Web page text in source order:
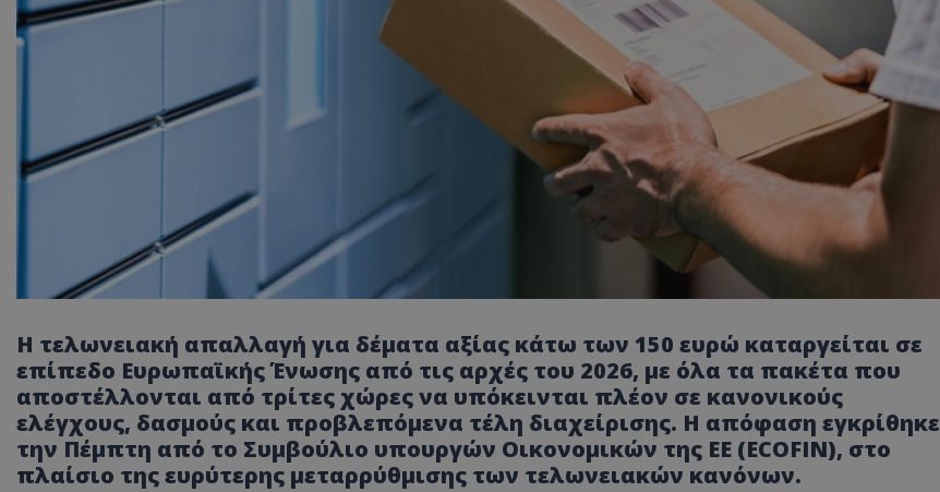
Η τελωνειακή απαλλαγή για δέματα αξίας κάτω των 150 ευρώ καταργείται σε
επίπεδο Ευρωπαϊκής Ένωσης από τις αρχές του 2026, με όλα τα πακέτα που
αποστέλλονται από τρίτες χώρες να υπόκεινται πλέον σε κανονικούς
ελέγχους, δασμούς και προβλεπόμενα τέλη διαχείρισης. Η απόφαση εγκρίθηκε
την Πέμπτη από το Συμβούλιο υπουργών Οικονομικών της ΕΕ (ECOFIN), στο
πλαίσιο της ευρύτερης μεταρρύθμισης των τελωνειακών κανόνων.